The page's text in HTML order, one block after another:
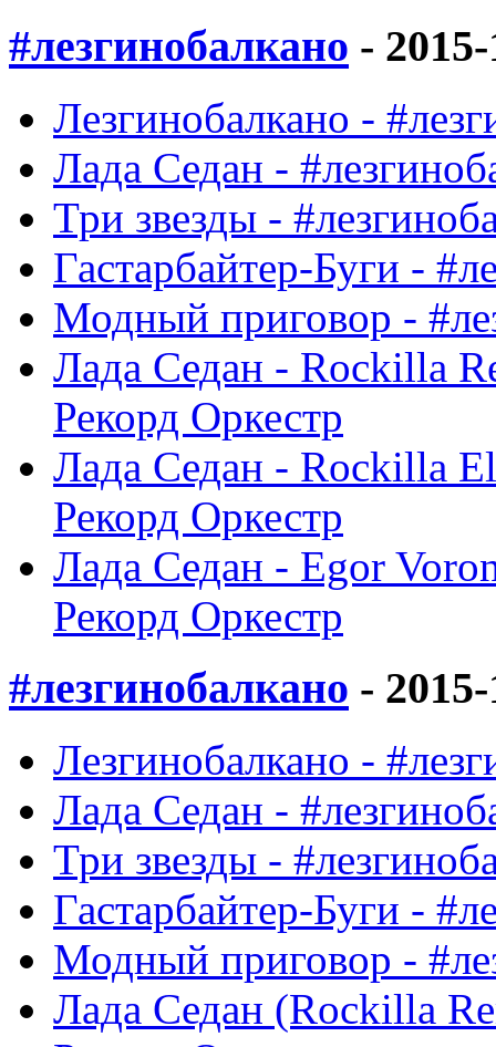
#лезгинобалкано -
Лезгинобалкано -
Лада Седан -
Три звезды -
Гастарбайтер-Буги -
Модный приговор -
Лада Седан - Rockilla
Рекорд Оркестр
Лада Седан - Rockilla
Рекорд Оркестр
Лада Седан - Egor
Рекорд Оркестр
#лезгинобалкано -
Лезгинобалкано -
Лада Седан -
Три звезды -
Гастарбайтер-Буги -
Модный приговор -
Лада Седан (Rockilla